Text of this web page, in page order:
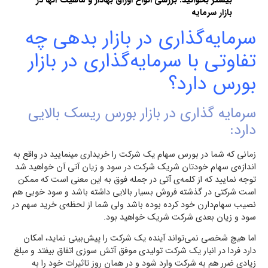
بازار سرمایه
سرمایه‌گذاری در بازار بدهی چه
تفاوتی با سرمایه‌گذاری در بازار
بورس دارد؟
سرمایه گذاری در بازار بورس ریسک بالایی
دارد:
زمانی که شما در بورس سهام یک شرکت را خریداری مینمایید در واقع به
اندازه‌ی سهام خودتان شریک شرکت در سود و زیان آتی آن خواهید شد
توجه نمایید که از کلمه‌ی آتی در جمله فوق به این معنی است که ممکن
است شرکتی در گذشته فروش بسیار بالایی داشته باشد و سود خوبی هم
نصیب سهام‌دارن خود کرده بوده باشد ولی شما از لحظه‌ی خرید سهم در
سود و زیان بعدی شرکت شریک خواهید بود.
اما هیچ شخصی نمی‌تواند آینده یک شرکت را پیش‌بینی نماید، امکان
دارد فردا در انبار یک شرکت تولیدی موفق آتش سوزی اتفاق بیفتد و مبلغ
زیادی ضرر هم به شرکت وارد شود و در همان روز تاثیرات خود را به